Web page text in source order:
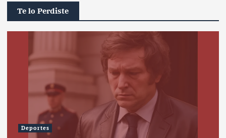
Te lo Perdiste
Deportes